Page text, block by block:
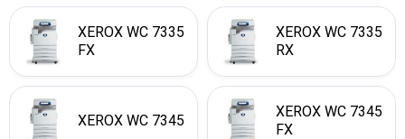
XEROX WC 7335
FX
XEROX WC 7335
RX
XEROX WC 7345
XEROX WC 7345
FX